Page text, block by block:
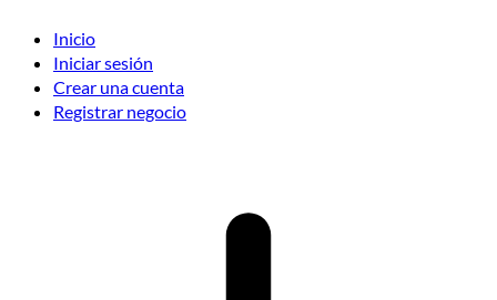
Inicio
Iniciar sesión
Crear una cuenta
Registrar negocio